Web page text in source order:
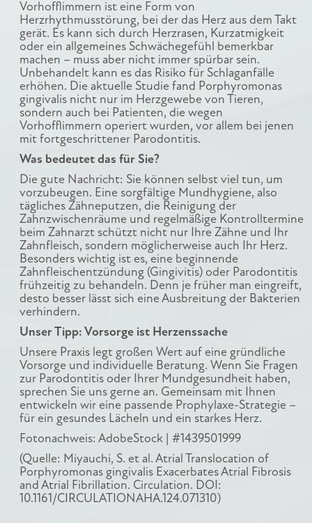
Vorhofflimmern ist eine Form von
Herzrhythmusstörung, bei der das Herz aus dem Takt
gerät. Es kann sich durch Herzrasen, Kurzatmigkeit
oder ein allgemeines Schwächegefühl bemerkbar
machen – muss aber nicht immer spürbar sein.
Unbehandelt kann es das Risiko für Schlaganfälle
erhöhen. Die aktuelle Studie fand Porphyromonas
gingivalis nicht nur im Herzgewebe von Tieren,
sondern auch bei Patienten, die wegen
Vorhofflimmern operiert wurden, vor allem bei jenen
mit fortgeschrittener Parodontitis.
Was bedeutet das für Sie?
Die gute Nachricht: Sie können selbst viel tun, um
vorzubeugen. Eine sorgfältige Mundhygiene, also
tägliches Zähneputzen, die Reinigung der
Zahnzwischenräume und regelmäßige Kontrolltermine
beim Zahnarzt schützt nicht nur Ihre Zähne und Ihr
Zahnfleisch, sondern möglicherweise auch Ihr Herz.
Besonders wichtig ist es, eine beginnende
Zahnfleischentzündung (Gingivitis) oder Parodontitis
frühzeitig zu behandeln. Denn je früher man eingreift,
desto besser lässt sich eine Ausbreitung der Bakterien
verhindern.
Unser Tipp: Vorsorge ist Herzenssache
Unsere Praxis legt großen Wert auf eine gründliche
Vorsorge und individuelle Beratung. Wenn Sie Fragen
zur Parodontitis oder Ihrer Mundgesundheit haben,
sprechen Sie uns gerne an. Gemeinsam mit Ihnen
entwickeln wir eine passende Prophylaxe-Strategie –
für ein gesundes Lächeln und ein starkes Herz.
Fotonachweis: AdobeStock | #1439501999
(Quelle: Miyauchi, S. et al. Atrial Translocation of
Porphyromonas gingivalis Exacerbates Atrial Fibrosis
and Atrial Fibrillation. Circulation. DOI:
10.1161/CIRCULATIONAHA.124.071310)